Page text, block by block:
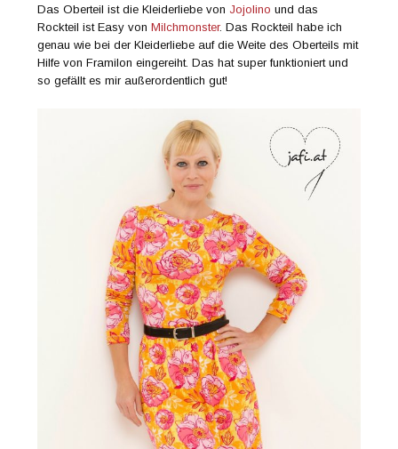
Das Oberteil ist die Kleiderliebe von Jojolino und das
Rockteil ist Easy vonMilchmonster. Das Rockteil habe ich
genau wie bei der Kleiderliebe auf die Weite des Oberteils mit
Hilfe von Framilon eingereiht. Das hat super funktioniert und
so gefällt es mir außerordentlich gut!